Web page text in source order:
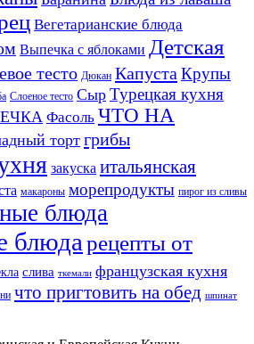
Вегетарианские блюда
Выпечка с яблоками Детская
тесто Дюкан Капуста Крупы
Слоеное тесто Сыр Турецкая кухня
Фасоль ЧТО НА
тортгрибы
закуска итальянская
макароны морепродукты пирог из сливы
блюда
блюда рецепты от
слива ткемали французская кухня
что пригтовить на обед шпинат